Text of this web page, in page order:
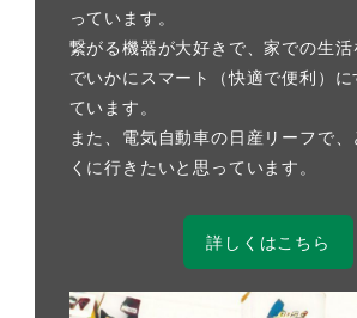
っています。
繋がる機器が大好きで、家での生
でいかにスマート（快適で便利）に
ています。
また、電気自動車の日産リーフで
くに行きたいと思っています。
詳しくはこちら